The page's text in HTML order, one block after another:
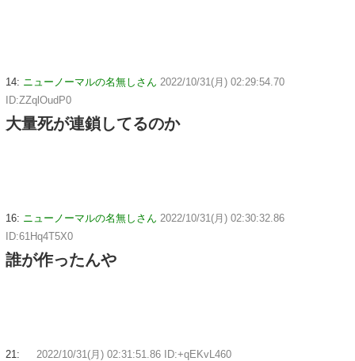
14: ニューノーマルの名無しさん 2022/10/31(月) 02:29:54.70
ID:ZZqlOudP0
大量死が連鎖してるのか
16: ニューノーマルの名無しさん 2022/10/31(月) 02:30:32.86
ID:61Hq4T5X0
誰が作ったんや
21: 2022/10/31(月) 02:31:51.86 ID:+qEKvL460